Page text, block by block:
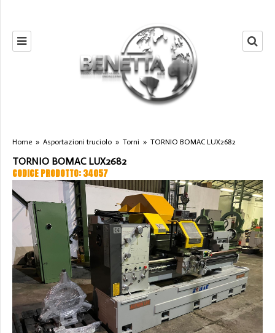
Home » Asportazioni truciolo » Torni » TORNIO BOMAC LUX2682
TORNIO BOMAC LUX2682
CODICE PRODOTTO: 34057